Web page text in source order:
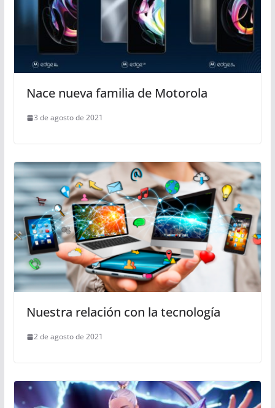
Nace nueva familia de Motorola
3 de agosto de 2021
Nuestra relación con la tecnología
2 de agosto de 2021